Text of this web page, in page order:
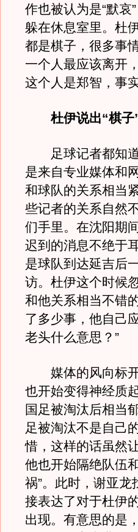
作也被认为是“默哀
躲在休息室里。杜
都是棋子，很多事
一个人最应该离开
这个人是郑智，事
杜伊说出“棋
足球记者都知道
是来自专业媒体和
和球队的关系相当
些记者的关系自然
们手里。在沈阳期
迟到的消息不绝于
是球队到达延吉后
访。杜伊这个时候
和他关系相当不错
了多少事，他自己
老头什么意思？”
媒体的风向标开
也开始变得神经质
国足被淘汰后相当
足被淘汰不是自己
惜，这样的话虽然
他也开始隔绝队伍
祸”。此时，谢亚
接表达了对于杜伊
出现。有意思的是